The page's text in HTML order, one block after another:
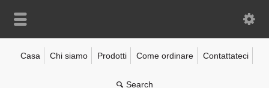
Casa Chi siamo Prodotti Come ordinare Contattateci